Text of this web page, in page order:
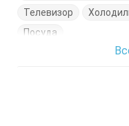
Телевизор
Посуда